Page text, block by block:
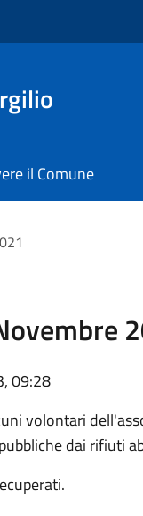
il Comune
09:28
volontari
dai rifiuti